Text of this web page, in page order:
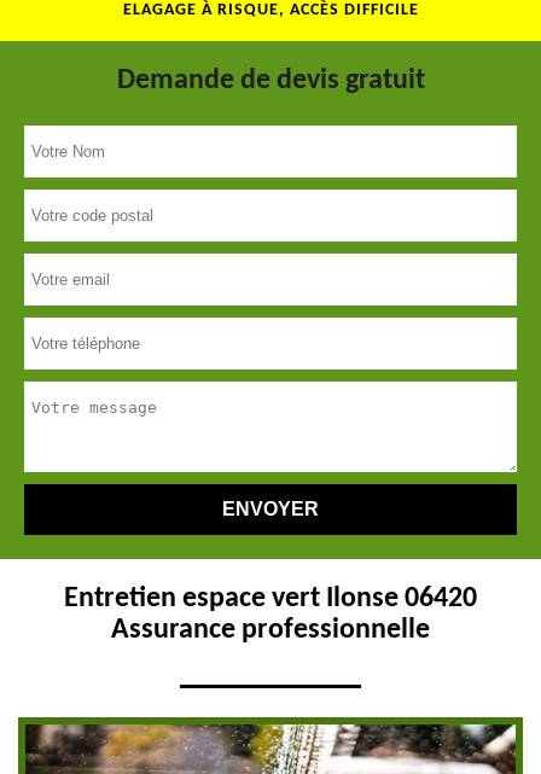
ELAGAGE À RISQUE, ACCÈS DIFFICILE
Demande de devis gratuit
Entretien espace vert Ilonse 06420
Assurance professionnelle